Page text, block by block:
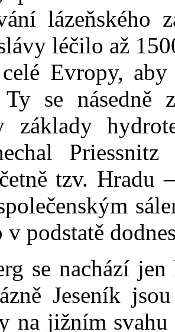
lázeňského
léčilo až
Evropy, aby
Ty se
základy
tzv. Hradu
podstatě
se nachází
Jeseník
na jižním